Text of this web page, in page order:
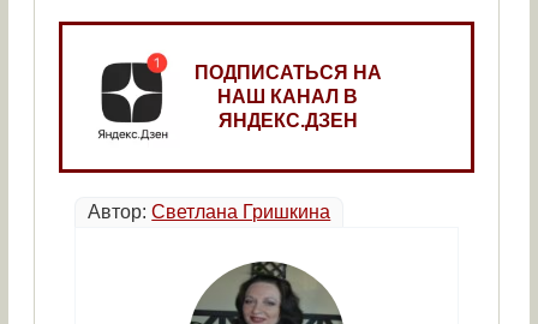
ПОДПИСАТЬСЯ НА
НАШ КАНАЛ В
ЯНДЕКС.ДЗЕН
Автор:Светлана Гришкина